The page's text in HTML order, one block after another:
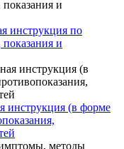
инструкция по
и
инструкция (в форме